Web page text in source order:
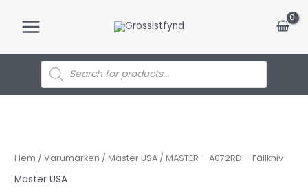
Main
MenuProducts
search
Hem /Varumärken /Master USA / MASTER – A072RD – Fällkniv
Master USA